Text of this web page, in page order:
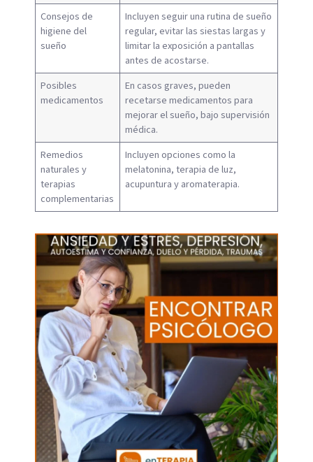
Consejos de
higiene del
sueño
Incluyen seguir una rutina de sueño
regular, evitar las siestas largas y
limitar la exposición a pantallas
antes de acostarse.
Posibles
medicamentos
En casos graves, pueden
recetarse medicamentos para
mejorar el sueño, bajo supervisión
médica.
Remedios
naturales y
terapias
complementarias
Incluyen opciones como la
melatonina, terapia de luz,
acupuntura y aromaterapia.